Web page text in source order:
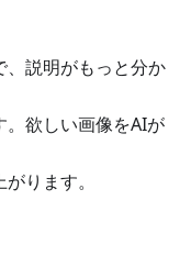
、説明がもっと分か
。欲しい画像をAIが
ります。